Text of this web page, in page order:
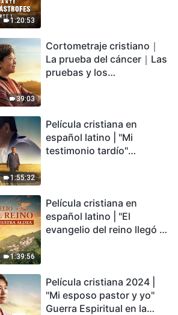
1:20:53
encontrarás refugio?
39:03
Cortometraje cristiano｜
La prueba del cáncer｜Las
pruebas y los
1:55:32
Película cristiana en
español latino | "Mi
testimonio tardío"
conmovedor
1:39:56
Película cristiana en
español latino | "El
evangelio del reino llegó a
Película cristiana 2024 |
"Mi esposo pastor y yo"
Guerra Espiritual en la